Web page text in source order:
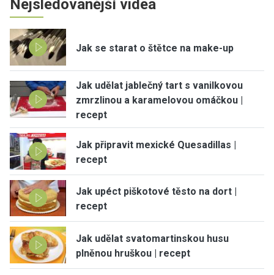
Nejsledovanější videa
Jak se starat o štětce na make-up
Jak udělat jablečný tart s vanilkovou
zmrzlinou a karamelovou omáčkou |
recept
Jak připravit mexické Quesadillas |
recept
Jak upéct piškotové těsto na dort |
recept
Jak udělat svatomartinskou husu
plněnou hruškou | recept